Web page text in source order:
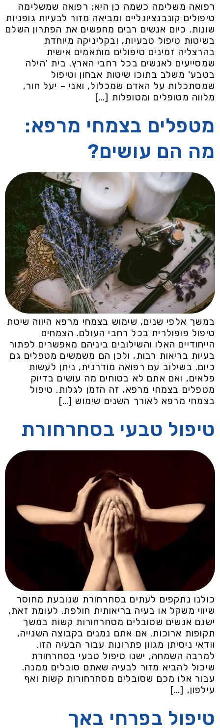
רפואה משלימה כשמה כן היא; רפואה שמשלימה
טיפולים קונבנציונליים ומביאה מזור לבעיות גופניות
שונות. כיום אנשים רבים מחפשים את הפתרון השלם
בשיטות טיפול טבעיות, ובקליניקה מיוחדת
בהרצליה זמינים טיפולים מותאמים אישית
שמסייעים לאנשים בכל רחבי הארץ. בית 'הילה
בטבע' משלב בתוכו שיטות אבחון וטיפול
שמסתכלות על האדם שמכלול, ואני – יעל חור,
מלווה מטופלים ומטופלות […]
מטפלים בצמחי מרפא:
מה הם עושים?
במשך אלפי שנים, שימוש בצמחי מרפא היווה שיטת
טיפול פופולרית בכל רחבי העולם. הצמחים
הייחודיים האלו והשילובים ביניהם מאפשרים לפתור
בעיות בריאות רבות, ולכן הם משמשים מטפלים גם
כיום. בשילוב עם רפואה מודרנית, ניתן לעשות
פלאים, ואם אתם לא בטוחים מה עושים בדיוק
מטפלים בצמחי מרפא, זה הזמן לגלות. טיפול
בצמחי מרפא לאורך השנים שימוש […]
טיפול טבעי בסחרחורת
כולנו נתקפים לעתים בסחרחורת שנובעת מחוסר
שיווי משקל או בעיה בריאותית חולפת. לעומת זאת,
ישנם אנשים שסובלים מסחרחורות קשות במשך
תקופות ארוכות. אם אתם נמנים בקבוצה השנייה,
וודאי ניסיתן מגוון פתרונות עבור הבעיה הזו.
למרבה השמחה, ישנו טיפול טבעי בסחרחורת
שיכול להביא מזור לבעיה שאתם סובלים ממנה.
עבור אלו מכם שסובלים מסחרחורות קשות ואף
עילפון, […]
טיפול בפרחי באך